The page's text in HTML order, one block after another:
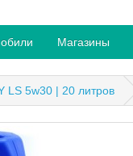
Магазины
LS 5w30 | 20 литров